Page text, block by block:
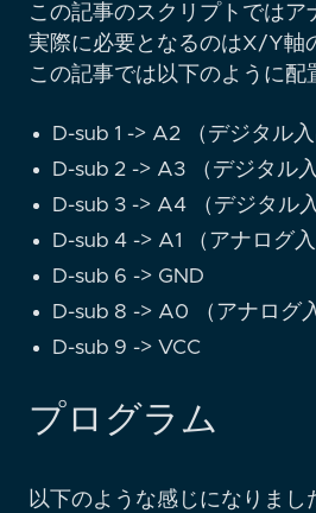
この記事のスクリプトでは
実際に必要となるのはX/Y軸
この記事では以下のように配
D-sub 1 -> A2 （デジタル
D-sub 2 -> A3 （デジタル
D-sub 3 -> A4 （デジタル
D-sub 4 -> A1 （アナログ
D-sub 6 -> GND
D-sub 8 -> A0 （アナログ
D-sub 9 -> VCC
プログラム
以下のような感じになりまし